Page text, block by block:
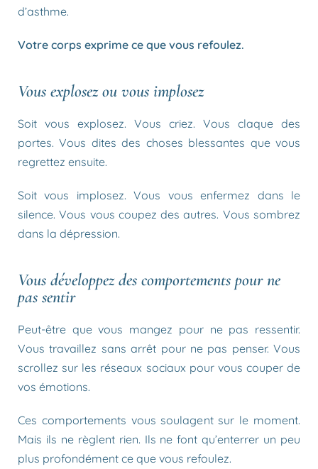
d’asthme.
Votre corps exprime ce que vous refoulez.
Vous explosez ou vous implosez
Soit vous explosez. Vous criez. Vous claque des
portes. Vous dites des choses blessantes que vous
regrettez ensuite.
Soit vous implosez. Vous vous enfermez dans le
silence. Vous vous coupez des autres. Vous sombrez
dans la dépression.
Vous développez des comportements pour ne
pas sentir
Peut-être que vous mangez pour ne pas ressentir.
Vous travaillez sans arrêt pour ne pas penser. Vous
scrollez sur les réseaux sociaux pour vous couper de
vos émotions.
Ces comportements vous soulagent sur le moment.
Mais ils ne règlent rien. Ils ne font qu’enterrer un peu
plus profondément ce que vous refoulez.